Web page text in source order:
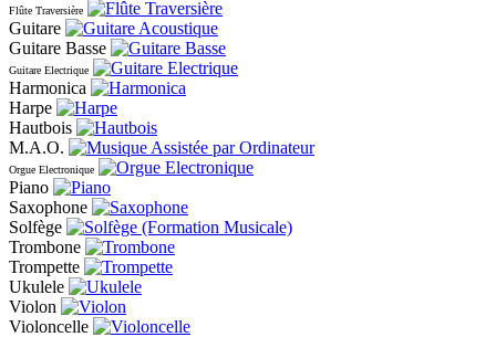
Flûte Traversière
Guitare
Guitare Basse
Guitare Electrique
Harmonica
Harpe
Hautbois
M.A.O.
Orgue Electronique
Piano
Saxophone
Solfège
Trombone
Trompette
Ukulele
Violon
Violoncelle